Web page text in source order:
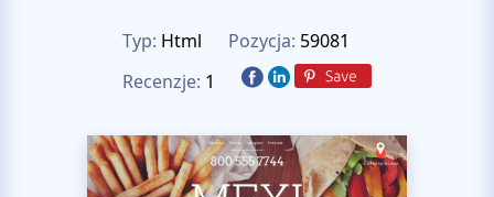
Typ: Html Pozycja: 59081
Recenzje: 1